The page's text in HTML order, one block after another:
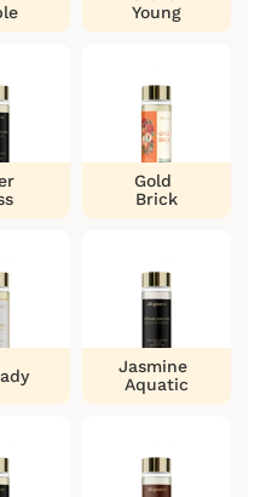
Young
Gold
Brick
Jasmine
Aquatic